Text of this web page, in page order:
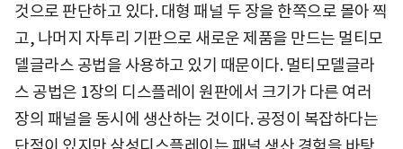
것으로 판단하고 있다. 대형 패널 두 장을 한쪽으로 몰아 찍
고, 나머지 자투리 기판으로 새로운 제품을 만드는 멀티모
델글라스 공법을 사용하고 있기 때문이다. 멀티모델글라
스 공법은 1장의 디스플레이 원판에서 크기가 다른 여러
장의 패널을 동시에 생산하는 것이다. 공정이 복잡하다는